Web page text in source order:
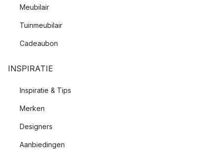
Meubilair
Tuinmeubilair
Cadeaubon
INSPIRATIE
Inspiratie & Tips
Merken
Designers
Aanbiedingen